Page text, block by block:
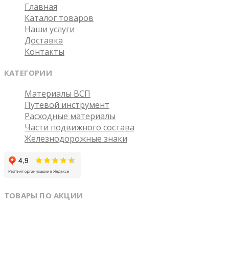
Главная
Каталог товаров
Наши услуги
Доставка
Контакты
КАТЕГОРИИ
Материалы ВСП
Путевой инструмент
Расходные материалы
Части подвижного состава
Железнодорожные знаки
ТОВАРЫ ПО АКЦИИ